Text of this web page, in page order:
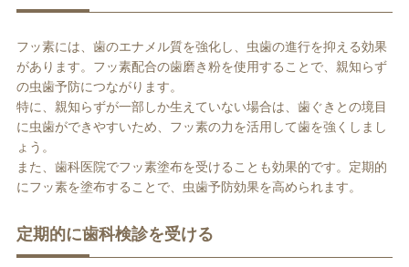
フッ素には、歯のエナメル質を強化し、虫歯の進行を抑える効果
があります。フッ素配合の歯磨き粉を使用することで、親知らず
の虫歯予防につながります。
特に、親知らずが一部しか生えていない場合は、歯ぐきとの境目
に虫歯ができやすいため、フッ素の力を活用して歯を強くしまし
ょう。
また、歯科医院でフッ素塗布を受けることも効果的です。定期的
にフッ素を塗布することで、虫歯予防効果を高められます。
定期的に歯科検診を受ける